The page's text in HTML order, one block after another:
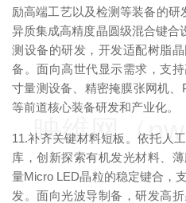
励高端工艺以及检测等装备的
异质集成高精度晶圆级混合键合
测设备的研发，开发适配树脂
备。面向高世代显示需求，支
寸量测设备、精密掩膜张网机
等前道核心装备研发和产业化。
11.补齐关键材料短板。依托人
库，创新探索有机发光材料、
量Micro LED晶粒的稳定键合，
发。面向光波导制备，研发高
映维网（